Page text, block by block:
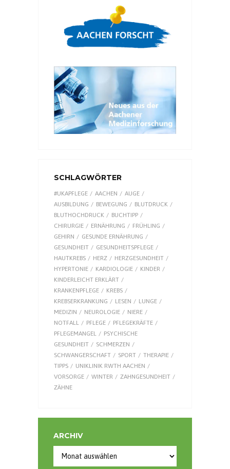
SCHLAGWÖRTER
#UKAPFLEGE AACHEN
AUGE
AUSBILDUNG
BEWEGUNG
BLUTDRUCK
BLUTHOCHDRUCK
BUCHTIPP
CHIRURGIE
ERNÄHRUNG
FRÜHLING
GEHIRN
GESUNDE ERNÄHRUNG
GESUNDHEIT
GESUNDHEITSPFLEGE
HAUTKREBS
HERZ
HERZGESUNDHEIT
HYPERTONIE
KARDIOLOGIE
KINDER
KINDERLEICHT ERKLÄRT
KRANKENPFLEGE
KREBS
KREBSERKRANKUNG
LESEN
LUNGE
MEDIZIN
NEUROLOGIE
NIERE
NOTFALL
PFLEGE
PFLEGEKRÄFTE
PFLEGEMANGEL
PSYCHISCHE
GESUNDHEIT
SCHMERZEN
SCHWANGERSCHAFT
SPORT
THERAPIE
TIPPS
UNIKLINIK RWTH AACHEN
VORSORGE
WINTER
ZAHNGESUNDHEIT
ZÄHNE
ARCHIV